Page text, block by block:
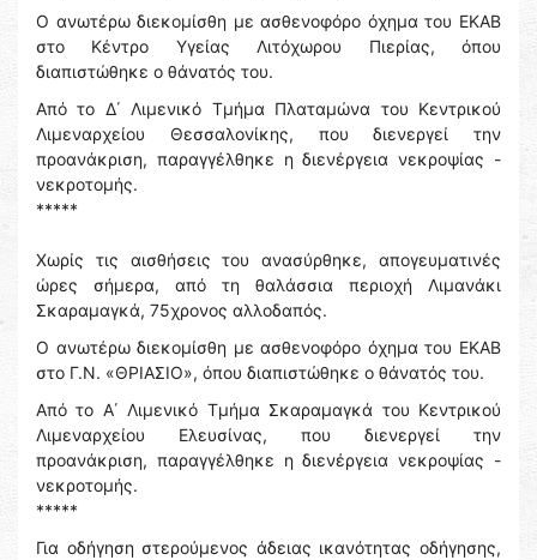
Ο ανωτέρω διεκομίσθη με ασθενοφόρο όχημα του ΕΚΑΒ
στο Κέντρο Υγείας Λιτόχωρου Πιερίας, όπου
διαπιστώθηκε ο θάνατός του.
Από το Δ΄ Λιμενικό Τμήμα Πλαταμώνα του Κεντρικού
Λιμεναρχείου Θεσσαλονίκης, που διενεργεί την
προανάκριση, παραγγέλθηκε η διενέργεια νεκροψίας -
νεκροτομής.
*****
Χωρίς τις αισθήσεις του ανασύρθηκε, απογευματινές
ώρες σήμερα, από τη θαλάσσια περιοχή Λιμανάκι
Σκαραμαγκά, 75χρονος αλλοδαπός.
Ο ανωτέρω διεκομίσθη με ασθενοφόρο όχημα του ΕΚΑΒ
στο Γ.Ν. «ΘΡΙΑΣΙΟ», όπου διαπιστώθηκε ο θάνατός του.
Από το Α΄ Λιμενικό Τμήμα Σκαραμαγκά του Κεντρικού
Λιμεναρχείου Ελευσίνας, που διενεργεί την
προανάκριση, παραγγέλθηκε η διενέργεια νεκροψίας -
νεκροτομής.
*****
Για οδήγηση στερούμενος άδειας ικανότητας οδήγησης,